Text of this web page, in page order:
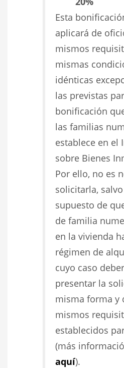
Esta
aplicará de
mismos
mismas
idénticas
las previstas
bonificación
las familias
establece en el
sobre Bienes
Por ello, no es
solicitarla,
supuesto de
de familia
en la vivienda
régimen de
cuyo caso
presentar la
misma forma y
mismos
establecidos
(más
aquí).